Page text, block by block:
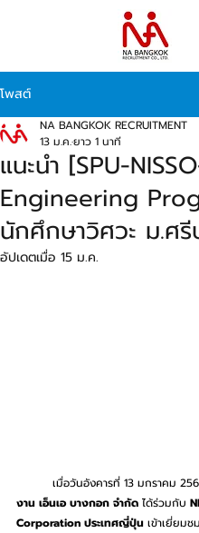
โพสต์
แนะนำ [SPU-
Engineering
นักศึกษาวิศวะ ม.ศ
NA BANGKOK RECRUITMENT
13 ม.ค.ยาว 1 นาที
อัปเดตเมื่อ 15 ม.ค.
เมื่อวันอังคารที่ 13 มกราคม
งาน เอ็นเอ บางกอก จำกัด ได้ร่วมกับ
Corporation ประเทศญี่ปุ่น เข้าเยี่ยม